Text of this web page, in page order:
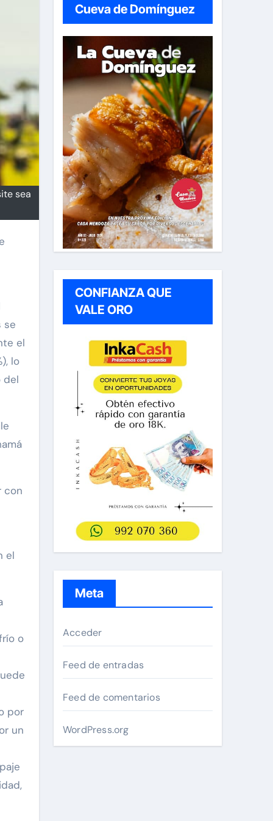
sea
se
el
lo
del
con
el
o
por
un
Cueva de Domínguez
CONFIANZA QUE
VALE ORO
Meta
Acceder
Feed de entradas
Feed de comentarios
WordPress.org